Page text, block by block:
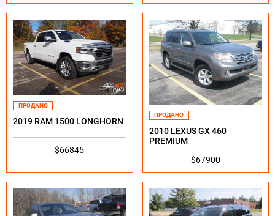
ПРОДАНО
2019 RAM 1500 LONGHORN
$66845
ПРОДАНО
2010 LEXUS GX 460
PREMIUM
$67900